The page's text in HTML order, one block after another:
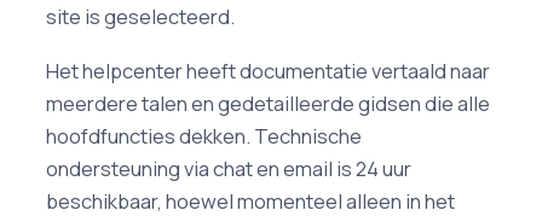
site is geselecteerd.
Het helpcenter heeft documentatie vertaald naar
meerdere talen en gedetailleerde gidsen die alle
hoofdfuncties dekken. Technische
ondersteuning via chat en email is 24 uur
beschikbaar, hoewel momenteel alleen in het